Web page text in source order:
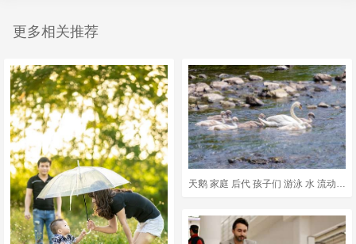
更多相关推荐
天鹅 家庭 后代 孩子们 游泳 水 流动 鸟